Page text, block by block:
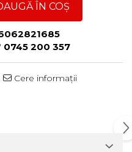
ÎN COȘ
0745 200 357
Cere informații